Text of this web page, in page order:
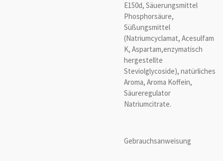
E150d, Säuerungsmittel
Phosphorsäure,
Süßungsmittel
(Natriumcyclamat, Acesulfam
K, Aspartam,enzymatisch
hergestellte
Steviolglycoside), natürliches
Aroma, Aroma Koffein,
Säureregulator
Natriumcitrate.
Gebrauchsanweisung